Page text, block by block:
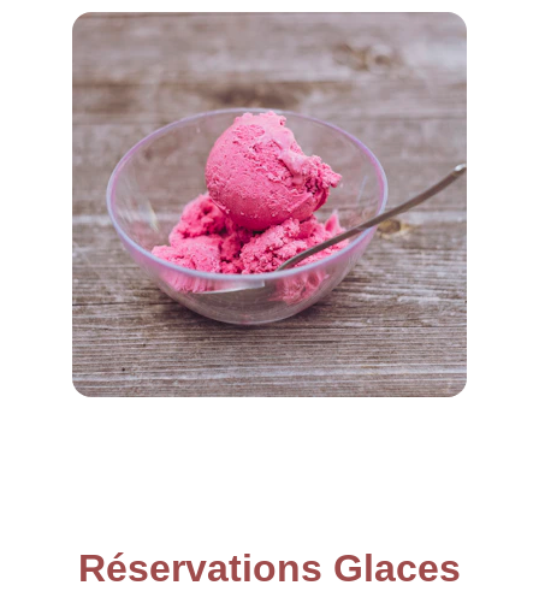
Réservations Glaces